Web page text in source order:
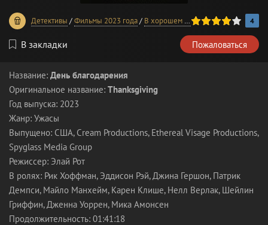
Детективы /Фильмы 2023 года/ В хорошем качестве
80 1 2 3 4 5 4
В закладки Пожаловаться
Название: День благодарения
Оригинальное название: Thanksgiving
Год выпуска: 2023
Жанр: Ужасы
Выпущено: США, Cream Productions, Ethereal Visage Productions,
Spyglass Media Group
Режиссер: Элай Рот
В ролях: Рик Хоффман, Эддисон Рэй, Джина Гершон, Патрик
Демпси, Майло Манхейм, Карен Клише, Нелл Верлак, Шейлин
Гриффин, Дженна Уоррен, Мика Амонсен
Продолжительность: 01:41:18